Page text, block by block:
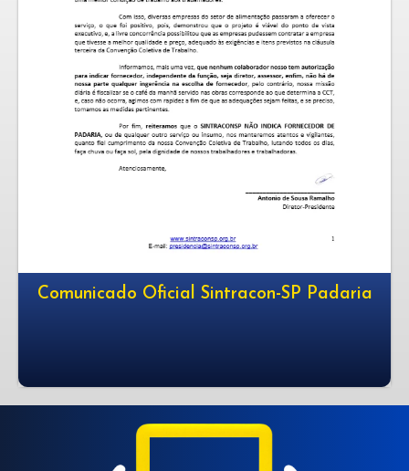
Comunicado Oficial Sintracon-SP Padaria